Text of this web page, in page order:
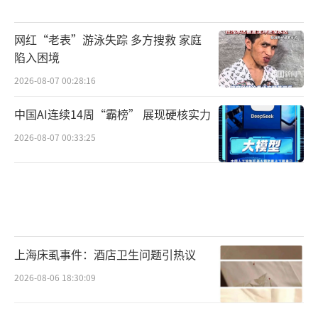
网红“老表”游泳失踪 多方搜救 家庭
陷入困境
2026-08-07 00:28:16
中国AI连续14周“霸榜” 展现硬核实力
2026-08-07 00:33:25
上海床虱事件：酒店卫生问题引热议
2026-08-06 18:30:09